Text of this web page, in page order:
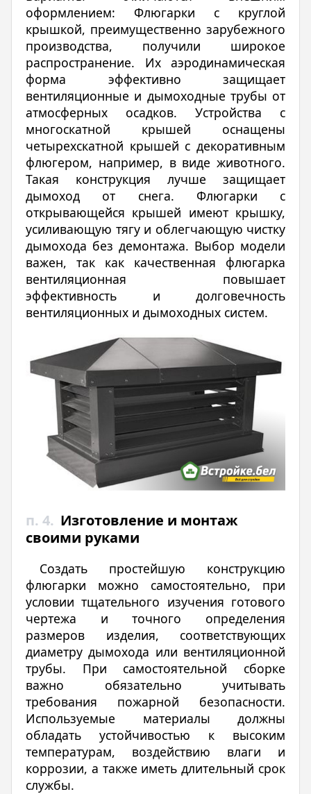
оформлением: Флюгарки с круглой
крышкой, преимущественно зарубежного
производства, получили широкое
распространение. Их аэродинамическая
форма эффективно защищает
вентиляционные и дымоходные трубы от
атмосферных осадков. Устройства с
многоскатной крышей оснащены
четырехскатной крышей с декоративным
флюгером, например, в виде животного.
Такая конструкция лучше защищает
дымоход от снега. Флюгарки с
открывающейся крышей имеют крышку,
усиливающую тягу и облегчающую чистку
дымохода без демонтажа. Выбор модели
важен, так как качественная флюгарка
вентиляционная повышает
эффективность и долговечность
вентиляционных и дымоходных систем.
п. 4. Изготовление и монтаж
своими руками
Создать простейшую конструкцию
флюгарки можно самостоятельно, при
условии тщательного изучения готового
чертежа и точного определения
размеров изделия, соответствующих
диаметру дымохода или вентиляционной
трубы. При самостоятельной сборке
важно обязательно учитывать
требования пожарной безопасности.
Используемые материалы должны
обладать устойчивостью к высоким
температурам, воздействию влаги и
коррозии, а также иметь длительный срок
службы.